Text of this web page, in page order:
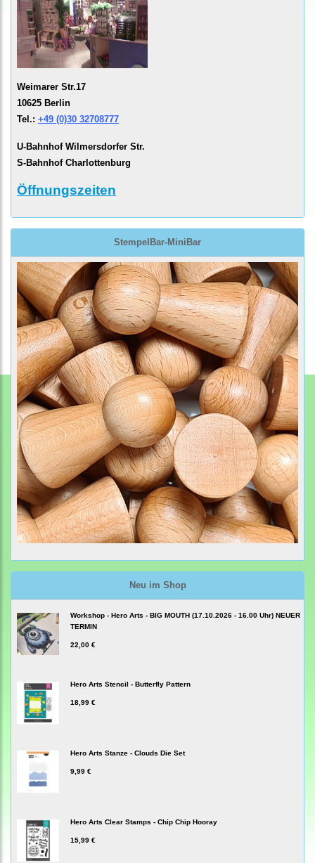
Weimarer Str.17
10625 Berlin
Tel.: +49 (0)30 32708777
U-Bahnhof Wilmersdorfer Str.
S-Bahnhof Charlottenburg
Öffnungszeiten
StempelBar-MiniBar
Neu im Shop
Workshop - Hero Arts - BIG MOUTH (17.10.2026 - 16.00 Uhr) NEUER
TERMIN
22,00 €
Hero Arts Stencil - Butterfly Pattern
18,99 €
Hero Arts Stanze - Clouds Die Set
9,99 €
Hero Arts Clear Stamps - Chip Chip Hooray
15,99 €